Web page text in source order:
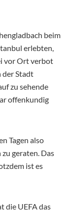
beim
erlebten,
vor Ort verbot
der Stadt
zu sehende
offenkundig
Tagen also
geraten. Das
ist es
die UEFA das